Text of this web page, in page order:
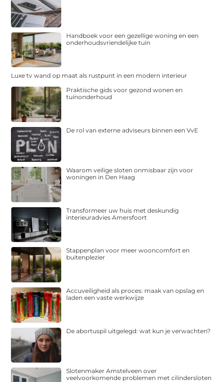
Handboek voor een gezellige woning en een
onderhoudsvriendelijke tuin
Luxe tv wand op maat als rustpunt in een modern interieur
Praktische gids voor gezond wonen en
tuinonderhoud
De rol van externe adviseurs binnen een VvE
Waarom veilige sloten onmisbaar zijn voor
woningen in Den Haag
Transformeer uw huis met deskundig
interieuradvies Amersfoort
Stappenplan voor meer wooncomfort en
buitenplezier
Accuveiligheid als proces: maak van opslag en
laden een vaste werkwijze
De abortuspil uitgelegd: wat kun je verwachten?
Slotenmaker Amstelveen over
veelvoorkomende problemen met cilindersloten